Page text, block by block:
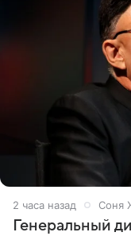
2 часа назад Соня
Генеральный